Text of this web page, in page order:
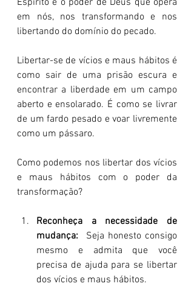
Espírito é o poder de Deus que opera
em nós, nos transformando e nos
libertando do domínio do pecado.
Libertar-se de vícios e maus hábitos é
como sair de uma prisão escura e
encontrar a liberdade em um campo
aberto e ensolarado. É como se livrar
de um fardo pesado e voar livremente
como um pássaro.
Como podemos nos libertar dos vícios
e maus hábitos com o poder da
transformação?
Reconheça a necessidade de
mudança: Seja honesto consigo
mesmo e admita que você
precisa de ajuda para se libertar
dos vícios e maus hábitos.